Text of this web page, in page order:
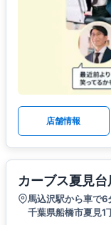
店舗情報
カーブス夏見台
馬込沢駅から車で6
千葉県船橋市夏見